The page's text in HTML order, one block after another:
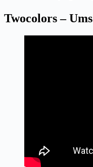
Twocolors – Ums